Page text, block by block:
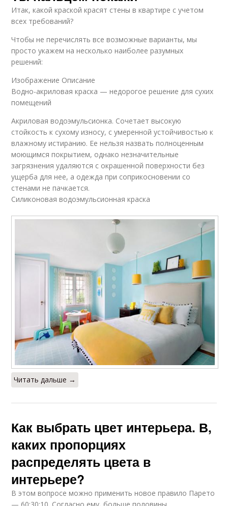
Итак, какой краской красят стены в квартире с учетом
всех требований?
Чтобы не перечислять все возможные варианты, мы
просто укажем на несколько наиболее разумных
решений:
Изображение Описание
Водно-акриловая краска — недорогое решение для сухих
помещений
Акриловая водоэмульсионка. Сочетает высокую
стойкость к сухому износу, с умеренной устойчивостью к
влажному истиранию. Ее нельзя назвать полноценным
моющимся покрытием, однако незначительные
загрязнения удаляются с окрашенной поверхности без
ущерба для нее, а одежда при соприкосновении со
стенами не пачкается.
Силиконовая водоэмульсионная краска
Читать дальше →
Как выбрать цвет интерьера. В,
каких пропорциях
распределять цвета в
интерьере?
В этом вопросе можно применить новое правило Парето